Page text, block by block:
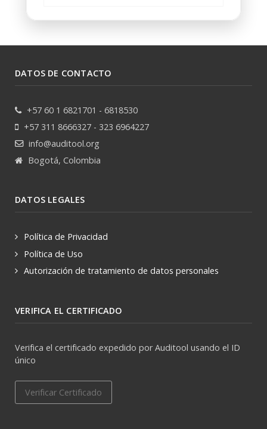
DATOS DE CONTACTO
+57 60 1 6821701 - 6818530
+57 311 8666327 - 323 6964227
info@auditool.org
Bogotá, Colombia
DATOS LEGALES
Política de Privacidad
Política de Uso
Autorización de tratamiento de datos personales
VERIFICA EL CERTIFICADO
Verifica el certificado expedido por Auditool usando el ID
único
Verificar Certificado